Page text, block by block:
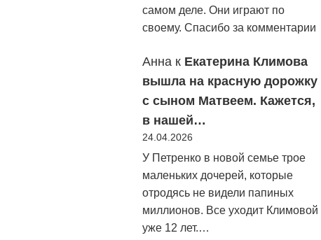
самом деле. Они играют по
своему. Спасибо за комментарии
Анна к Екатерина Климова
вышла на красную дорожку
с сыном Матвеем. Кажется,
в нашей…
24.04.2026
У Петренко в новой семье трое
маленьких дочерей, которые
отродясь не видели папиных
миллионов. Все уходит Климовой
уже 12 лет.…